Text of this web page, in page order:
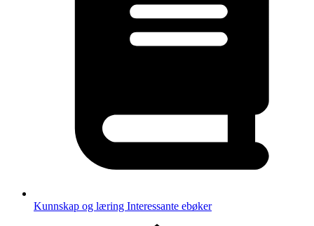
Kunnskap og læring Interessante ebøker